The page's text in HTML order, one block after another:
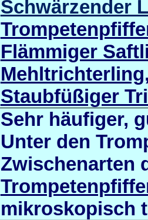
Schwärzender
Flämmiger
Mehltrichterling
Staubfüßiger
Sehr häufiger,
Unter den
Zwischenarten
mikroskopisch